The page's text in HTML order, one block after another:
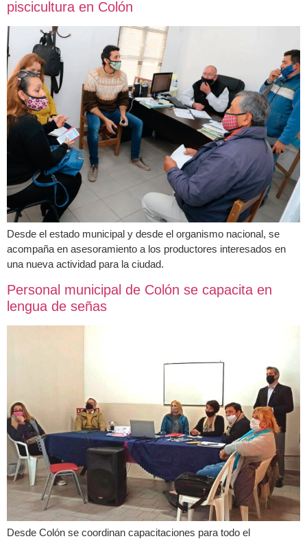
piscicultura en Colón
Desde el estado municipal y desde el organismo nacional, se
acompaña en asesoramiento a los productores interesados en
una nueva actividad para la ciudad.
Personal municipal de Colón se capacita en
lengua de señas
Desde Colón se coordinan capacitaciones para todo el